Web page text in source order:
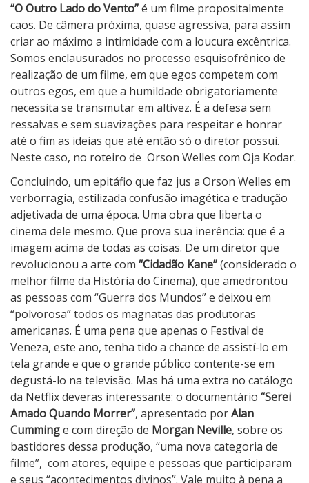
“O Outro Lado do Vento”é um filme propositalmente
caos. De câmera próxima, quase agressiva, para assim
criar ao máximo a intimidade com a loucura excêntrica.
Somos enclausurados no processo esquisofrênico de
realização de um filme, em que egos competem com
outros egos, em que a humildade obrigatoriamente
necessita se transmutar em altivez. É a defesa sem
ressalvas e sem suavizações para respeitar e honrar
até o fim as ideias que até então só o diretor possui.
Neste caso, no roteiro de Orson Welles com Oja Kodar.
Concluindo, um epitáfio que faz jus a Orson Welles em
verborragia, estilizada confusão imagética e tradução
adjetivada de uma época. Uma obra que liberta o
cinema dele mesmo. Que prova sua inerência: que é a
imagem acima de todas as coisas. De um diretor que
revolucionou a arte com “Cidadão Kane”(considerado o
melhor filme da História do Cinema), que amedrontou
as pessoas com “Guerra dos Mundos” e deixou em
“polvorosa” todos os magnatas das produtoras
americanas. É uma pena que apenas o Festival de
Veneza, este ano, tenha tido a chance de assistí-lo em
tela grande e que o grande público contente-se em
degustá-lo na televisão. Mas há uma extra no catálogo
da Netflix deveras interessante: o documentário “Serei
Amado Quando Morrer”, apresentado porAlan
Cumminge com direção de Morgan Neville, sobre os
bastidores dessa produção, “uma nova categoria de
filme”, com atores, equipe e pessoas que participaram
e seus “acontecimentos divinos”. Vale muito à pena a